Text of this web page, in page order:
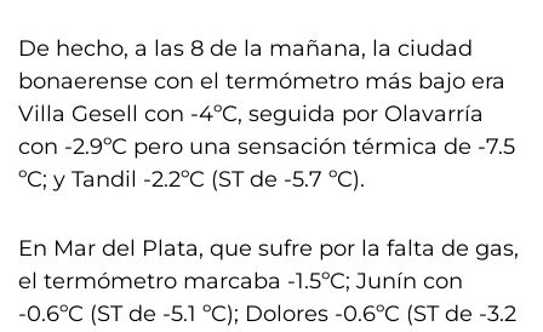
De hecho, a las 8 de la mañana, la ciudad
bonaerense con el termómetro más bajo era
Villa Gesell con -4ºC, seguida por Olavarría
con -2.9ºC pero una sensación térmica de -7.5
ºC; y Tandil -2.2ºC (ST de -5.7 ºC).
En Mar del Plata, que sufre por la falta de gas,
el termómetro marcaba -1.5ºC; Junín con
-0.6ºC (ST de -5.1 ºC); Dolores -0.6ºC (ST de -3.2